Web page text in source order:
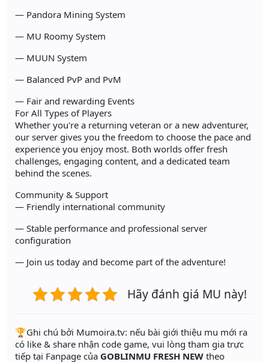
— Pandora Mining System
— MU Roomy System
— MUUN System
— Balanced PvP and PvM
— Fair and rewarding Events
For All Types of Players
Whether you're a returning veteran or a new adventurer,
our server gives you the freedom to choose the pace and
experience you enjoy most. Both worlds offer fresh
challenges, engaging content, and a dedicated team
behind the scenes.
Community & Support
— Friendly international community
— Stable performance and professional server
configuration
— Join us today and become part of the adventure!
Hãy đánh giá MU này!
️🏆Ghi chú bởi Mumoira.tv: nếu bài giới thiệu mu mới ra
có like & share nhận code game, vui lòng tham gia trực
tiếp tại Fanpage của GOBLINMU FRESH NEW theo